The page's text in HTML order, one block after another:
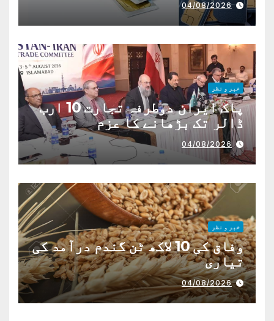
04/08/2026
خبر و نظر
پاک ایران دوطرفہ تجارت 10 ارب
ڈالر تک بڑھانے کا عزم
04/08/2026
خبر و نظر
وفاق کی 10 لاکھ ٹن گندم درآمد کی
تیاری
04/08/2026